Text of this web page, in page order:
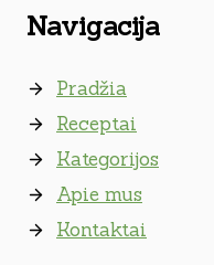
Navigacija
Pradžia
Receptai
Kategorijos
Apie mus
Kontaktai